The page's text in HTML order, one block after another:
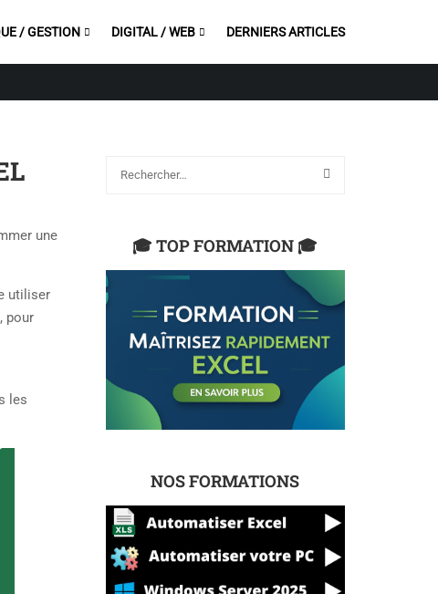
/ GESTION DIGITAL / WEB DERNIERS ARTICLES
une
utiliser
pour
les
🎓 TOP FORMATION 🎓
NOS FORMATIONS